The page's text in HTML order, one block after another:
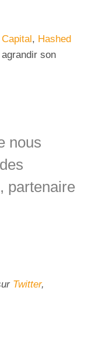
, Hashed
son
nous
partenaire
Twitter,